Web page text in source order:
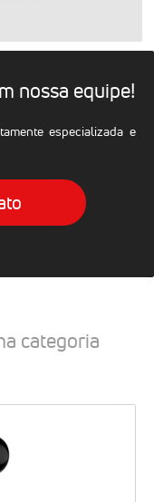
nossa equipe!
especializada e
categoria